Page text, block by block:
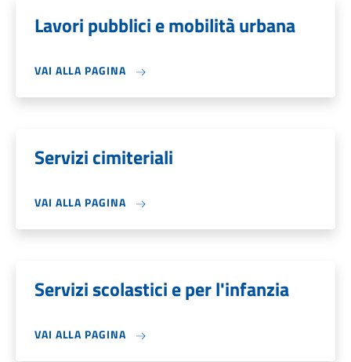
Lavori pubblici e mobilità urbana
VAI ALLA PAGINA
Servizi cimiteriali
VAI ALLA PAGINA
Servizi scolastici e per l'infanzia
VAI ALLA PAGINA